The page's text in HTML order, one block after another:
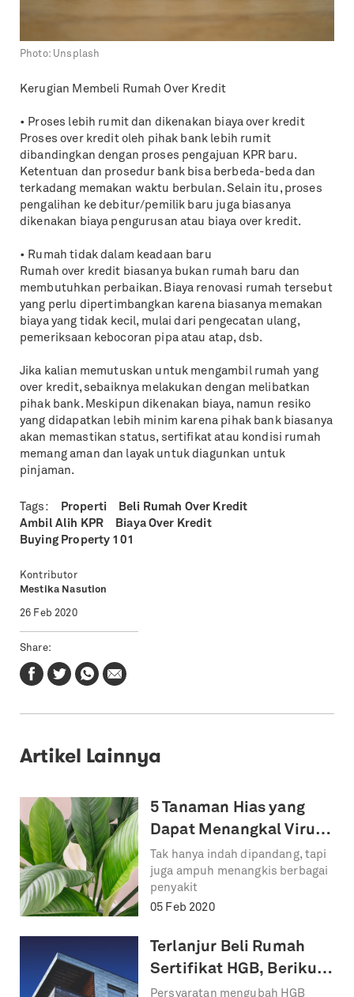
Photo: Unsplash
Kerugian Membeli Rumah Over Kredit
• Proses lebih rumit dan dikenakan biaya over kredit
Proses over kredit oleh pihak bank lebih rumit
dibandingkan dengan proses pengajuan KPR baru.
Ketentuan dan prosedur bank bisa berbeda-beda dan
terkadang memakan waktu berbulan. Selain itu, proses
pengalihan ke debitur/pemilik baru juga biasanya
dikenakan biaya pengurusan atau biaya over kredit.
• Rumah tidak dalam keadaan baru
Rumah over kredit biasanya bukan rumah baru dan
membutuhkan perbaikan. Biaya renovasi rumah tersebut
yang perlu dipertimbangkan karena biasanya memakan
biaya yang tidak kecil, mulai dari pengecatan ulang,
pemeriksaan kebocoran pipa atau atap, dsb.
Jika kalian memutuskan untuk mengambil rumah yang
over kredit, sebaiknya melakukan dengan melibatkan
pihak bank. Meskipun dikenakan biaya, namun resiko
yang didapatkan lebih minim karena pihak bank biasanya
akan memastikan status, sertifikat atau kondisi rumah
memang aman dan layak untuk diagunkan untuk
pinjaman.
Tags: Properti
Beli Rumah Over Kredit
Ambil Alih KPR
Biaya Over Kredit
Buying Property 101
Kontributor
Mestika Nasution
26 Feb 2020
Share:
Artikel Lainnya
5 Tanaman Hias yang
Dapat Menangkal Virus
Influenza di Musim
Hujan
Tak hanya indah dipandang, tapi
juga ampuh menangkis berbagai
penyakit
05 Feb 2020
Terlanjur Beli Rumah
Sertifikat HGB, Berikut
Cara Mengubah Jadi
Persyaratan mengubah HGB